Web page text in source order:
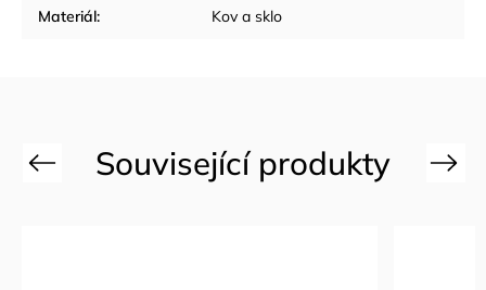
Materiál: Kov a sklo
Previous Next